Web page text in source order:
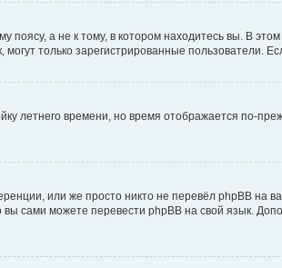
а не к тому, в котором находитесь вы. В
только зарегистрированные пользователи.
летнего времени, но время отображается по-
или же просто никто не перевёл phpBB
вы сами можете перевести phpBB на свой язык.